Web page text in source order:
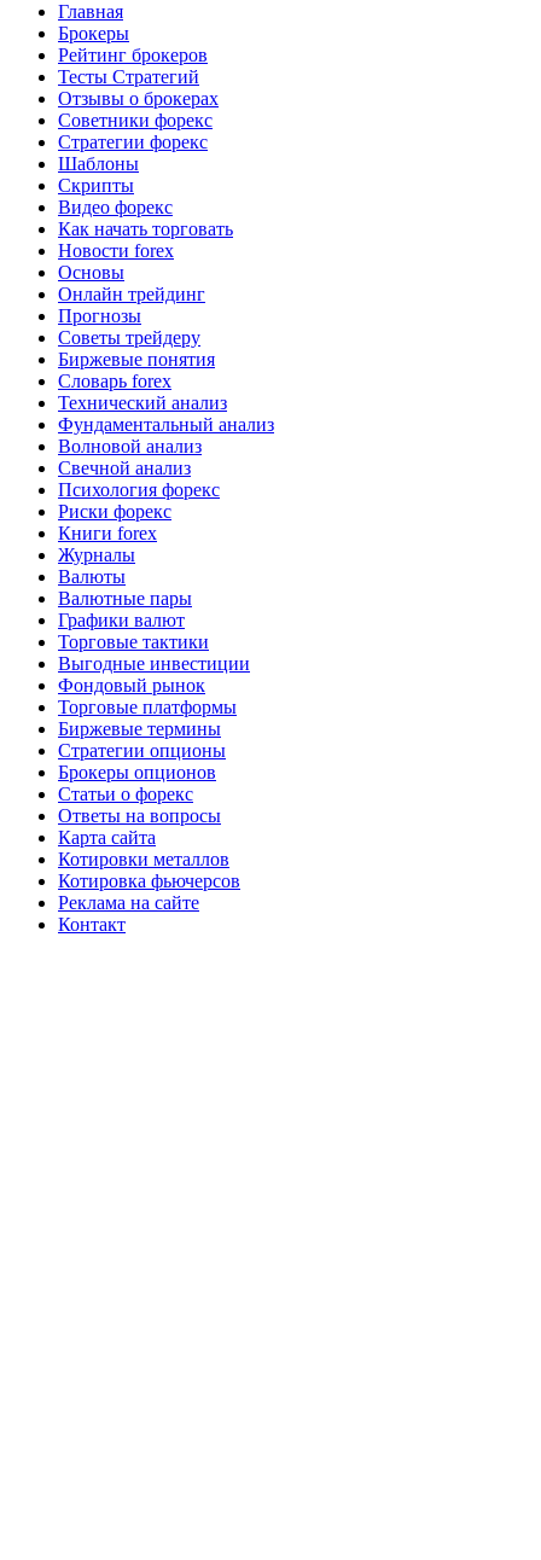
Главная
Брокеры
Рейтинг брокеров
Тесты Стратегий
Отзывы о брокерах
Советники форекс
Стратегии форекс
Шаблоны
Скрипты
Видео форекс
Как начать торговать
Новости forex
Основы
Онлайн трейдинг
Прогнозы
Советы трейдеру
Биржевые понятия
Словарь forex
Технический анализ
Фундаментальный анализ
Волновой анализ
Свечной анализ
Психология форекс
Риски форекс
Книги forex
Журналы
Валюты
Валютные пары
Графики валют
Торговые тактики
Выгодные инвестиции
Фондовый рынок
Торговые платформы
Биржевые термины
Стратегии опционы
Брокеры опционов
Статьи о форекс
Ответы на вопросы
Карта сайта
Котировки металлов
Котировка фьючерсов
Реклама на сайте
Контакт